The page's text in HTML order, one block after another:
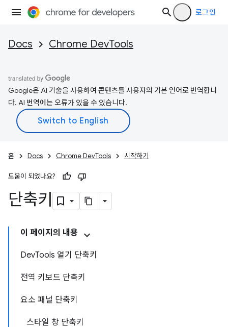
로그인
Docs Chrome DevTools
Google은 AI 기술을 사용하여 콘텐츠를 사용자의 기본 언어로 번역합니
다. AI 번역에는 오류가 있을 수 있습니다.
홈 Docs Chrome DevTools 시작하기
도움이 되었나요?
단축키
이 페이지의 내용
DevTools 열기 단축키
전역 키보드 단축키
요소 패널 단축키
스타일 창 단축키